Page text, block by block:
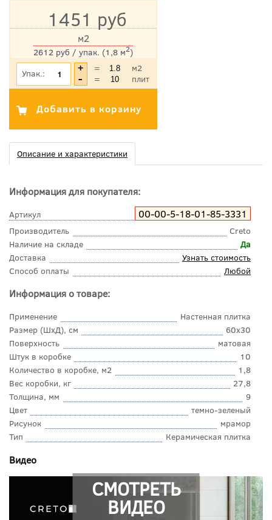
1451 руб
2612 руб / упак. (1,8 м2)
м2
*Цена указана с учетом НДС
Упак.: =
м2
=
плит
Описание и характеристики
Информация для покупателя:
Артикул 00-00-5-18-01-85-3331
Производитель
Creto
Наличие на складе
Да
Доставка
Узнать стоимость
Способ оплаты
Любой
Информация о товаре:
Применение
Настенная плитка
Размер (ШхД), см
60x30
Поверхность
матовая
Штук в коробке
10
Количество в коробке, м2
1,8
Вес коробки, кг
27,8
Толщина, мм
9
Цвет
темно-зеленый
Рисунок
мрамор
Тип
Керамическая плитка
Видео
СМОТРЕТЬ
ВИДЕО